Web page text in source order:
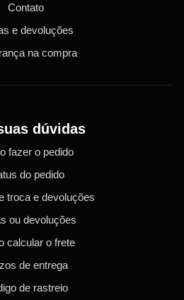
Contato
e devoluções
na compra
dúvidas
fazer o pedido
do pedido
troca e devoluções
ou devoluções
calcular o frete
de entrega
de rastreio